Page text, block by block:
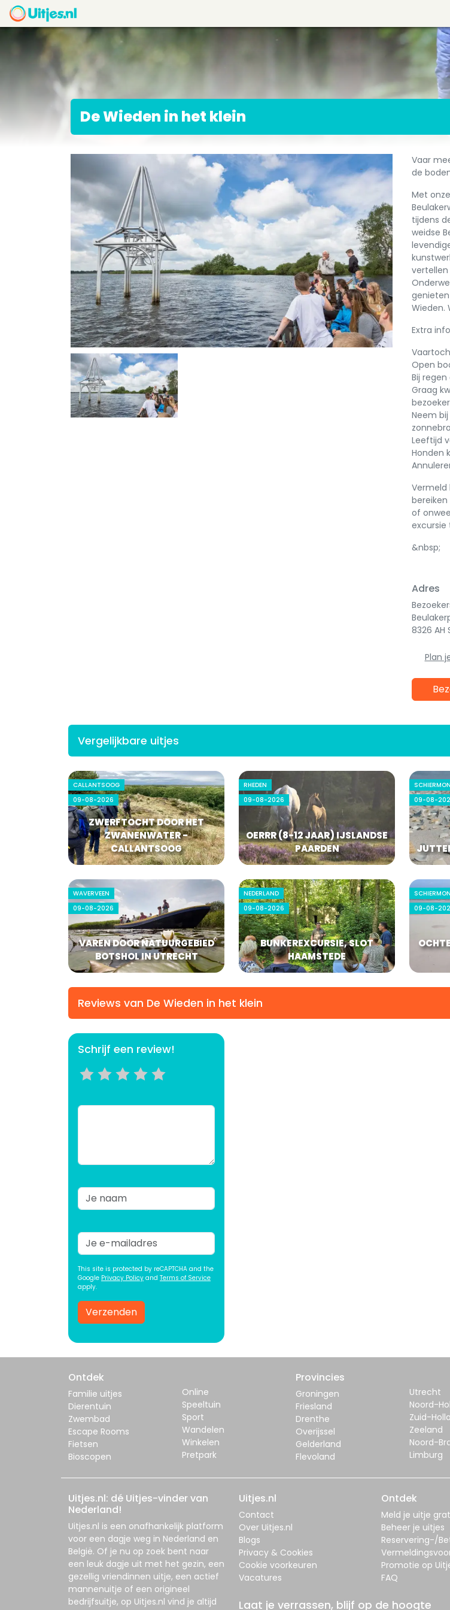
De Wieden in het klein
Vaar
de
Met
tijdens
weidse
Wieden.
Extra
Open
Bij
Graag
Neem
Leeftijd
Honden
Vermeld
of
excursie
&nbsp;
Adres
8326 AH
Plan
Vergelijkbare uitjes
CALLANTSOOG
09-08-2026
ZWERFTOCHT DOOR HET
ZWANENWATER -
CALLANTSOOG
RHEDEN
09-08-2026
OERRR (8-12 JAAR) IJSLANDSE
PAARDEN
09-08-
WAVERVEEN
09-08-2026
VAREN DOOR NATUURGEBIED
BOTSHOL IN UTRECHT
NEDERLAND
09-08-2026
BUNKEREXCURSIE, SLOT
HAAMSTEDE
09-08-
Reviews van De Wieden in het klein
Schrijf een review!
This site is protected by reCAPTCHA and the
Google Privacy Policy and Terms of Service
apply.
Verzenden
Ontdek
Familie uitjes
Dierentuin
Zwembad
Escape Rooms
Fietsen
Bioscopen
Online
Speeltuin
Sport
Wandelen
Winkelen
Pretpark
Provincies
Groningen
Friesland
Drenthe
Overijssel
Gelderland
Flevoland
Utrecht
Noord-
Zuid-
Zeeland
Noord-
Limburg
Uitjes.nl: dé Uitjes-vinder van
Nederland!
Uitjes.nl is een onafhankelijk platform
voor een dagje weg in Nederland en
België. Of je nu op zoek bent naar
een leuk dagje uit met het gezin, een
gezellig vriendinnen uitje, een actief
mannenuitje of een origineel
bedrijfsuitje, op Uitjes.nl vind je altijd
Uitjes.nl
Contact
Over Uitjes.nl
Blogs
Privacy & Cookies
Cookie voorkeuren
Vacatures
Ontdek
Meld je uitje
Beheer je uitjes
Reservering-/
Promotie op
FAQ
Laat je verrassen, blijf op de hoogte